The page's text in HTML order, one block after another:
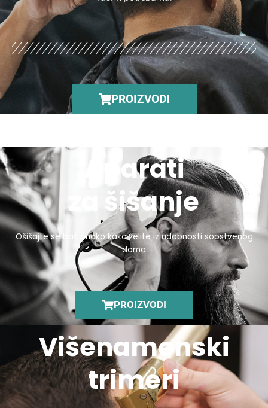
PROIZVODI
Aparati
za šišanje
Ošišajte se baš onako kako želite iz udobnosti sopstvenog
doma
PROIZVODI
Višenamenski
trimeri